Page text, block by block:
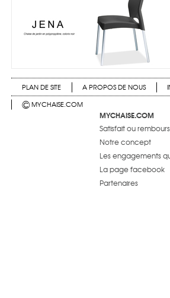
PLAN DE SITE A PROPOS DE NOUS
©MYCHAISE.COM
MYCHAISE.COM
Satisfait ou
Notre concept
Les engagements
La page facebook
Partenaires